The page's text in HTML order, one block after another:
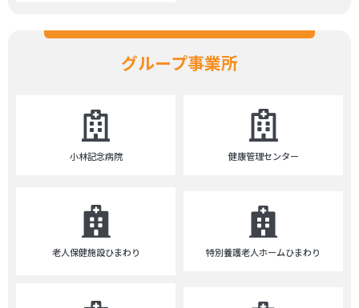
グループ事業所
小林記念病院 健康管理センター
老人保健施設ひまわり 特別養護老人ホームひまわり